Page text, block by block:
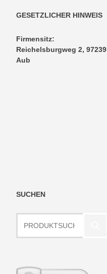
GESETZLICHER HINWEIS
Firmensitz:
Reichelsburgweg 2, 97239
Aub
SUCHEN
Produktsuche